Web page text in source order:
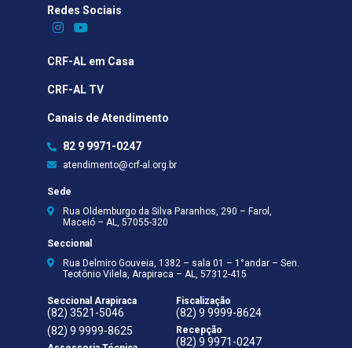
Redes Sociais​
CRF-AL em Casa
CRF-AL TV
Canais de Atendimento
82 9 9971-0247
atendimento@crf-al.org.br
Sede
Rua Oldemburgo da Silva Paranhos, 290 – Farol,
Maceió – AL, 57055-320
Seccional
Rua Delmiro Gouveia, 1382 – sala 01 – 1°andar – Sen.
Teotônio Vilela, Arapiraca – AL, 57312-415
Seccional Arapiraca
(82) 3521-5046
(82) 9 9999-8625
Fiscalização
(82) 9 9999-8624
Recepção
(82) 9 9971-0247